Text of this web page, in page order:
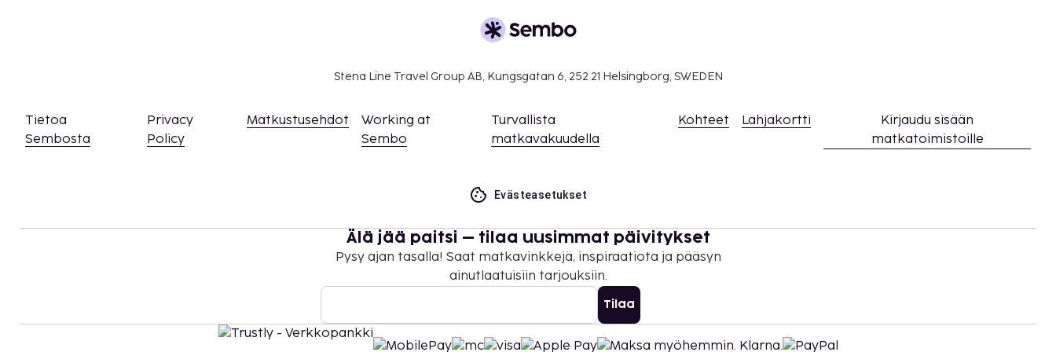
Majoituspaikka veloittaa seuraavat paikan päällä suoritettavat maksut.
Kaupungin perimä vero: 2.45 EUR per henkilö per yö. Tätä veroa ei
Tässä on mainittu kaikki majoituspaikan meille ilmoittamat maksut.
Avustajaeläimistä ei veloiteta lisämaksuja
Tilojen käyttömaksu: 23 EUR per henkilö per yöpyminen, ja siihen
sisältyy seuraavien tilojen käyttö: kylpylä ja uima-allas
Yllä oleva luettelo ei ehkä kata kaikkea. Maksut ja takuumaksut eivät
välttämättä sisällä veroja, ja ne saattavat muuttua.
Stena Line Travel Group AB, Kungsgatan 6, 252 21 Helsingborg, SWEDEN
Tietoa
Sembosta
Privacy
Policy
Matkustusehdot
Working at
Sembo
Turvallista
matkavakuudella
Kohteet Lahjakortti
Kirjaudu sisään
matkatoimistoille
Evästeasetukset
Älä jää paitsi – tilaa uusimmat päivitykset
Pysy ajan tasalla! Saat matkavinkkejä, inspiraatiota ja pääsyn
ainutlaatuisiin tarjouksiin.
Tilaa